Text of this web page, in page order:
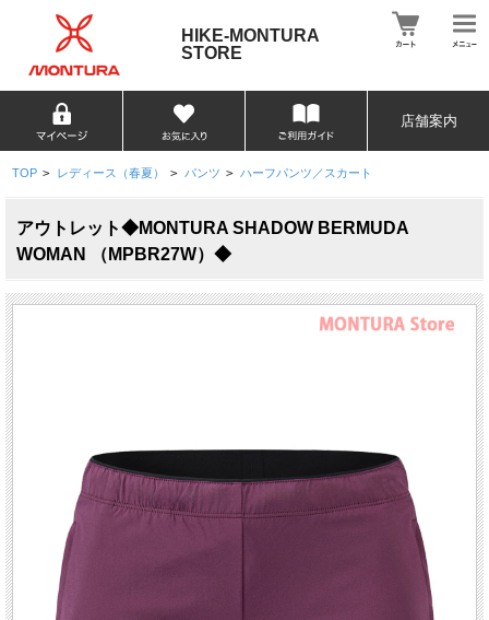
HIKE-MONTURA
STORE
店舗案内
TOP > レディース（春夏） > パンツ > ハーフパンツ／スカート
アウトレット◆MONTURA SHADOW BERMUDA
WOMAN （MPBR27W）◆